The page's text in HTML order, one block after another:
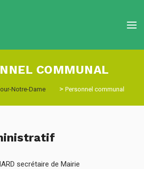
COMMUNAL
Notre-Dame > Personnel communal
secrétaire de Mairie